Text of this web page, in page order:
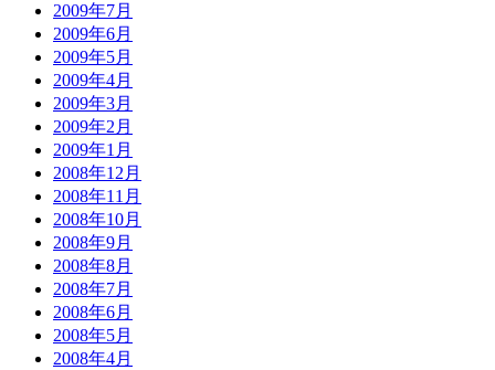
2009年7月
2009年6月
2009年5月
2009年4月
2009年3月
2009年2月
2009年1月
2008年12月
2008年11月
2008年10月
2008年9月
2008年8月
2008年7月
2008年6月
2008年5月
2008年4月